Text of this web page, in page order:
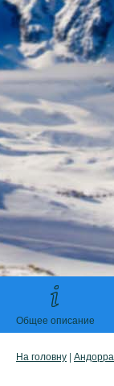
Общее описание
На головну | Андорра